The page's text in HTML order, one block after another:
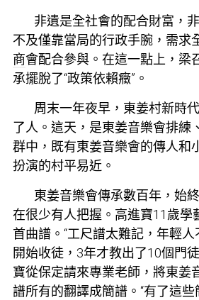
非遺是全社會的配合財富，
不及僅靠當局的行政手腕，需求
商會配合參與。在這一點上，梁
承擺脫了“政策依賴癥”。
周末一年夜早，東姜村新時
了人。這天，是東姜音樂會排練
群中，既有東姜音樂會的傳人和
扮演的村平易近。
東姜音樂會傳承數百年，始
在很少有人把握。高進寶11歲學
首曲譜。“工尺譜太難記，年輕
開始收徒，3年才教出了10個門
寶從保定請來專業老師，將東姜
譜所有的翻譯成簡譜。“有了這